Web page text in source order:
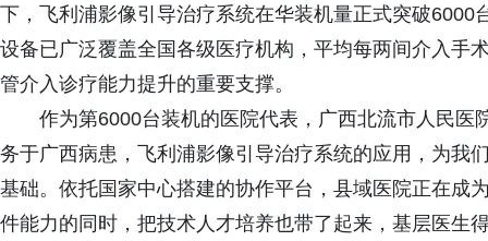
下，飞利浦影像引导治疗系统在华装机量正式突破
设备已广泛覆盖全国各级医疗机构，平均每两间介入手
管介入诊疗能力提升的重要支撑。
作为第6000台装机的医院代表，广西北流市人民
务于广西病患，飞利浦影像引导治疗系统的应用，为我
基础。依托国家中心搭建的协作平台，县域医院正在成
件能力的同时，把技术人才培养也带了起来，基层医生